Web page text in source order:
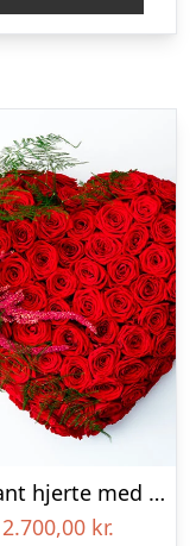
Elegant hjerte med plumosus og rævehaler – Blomster til begravelse
2.700,00 kr.